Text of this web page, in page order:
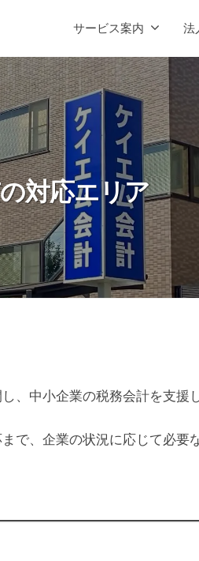
サービス案内 法
対応エリア
、中小企業の税務会計を支援
で、企業の状況に応じて必要